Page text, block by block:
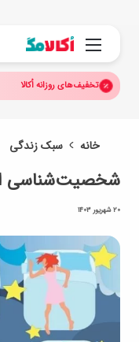
منو
تخفیف‌های روزانه اُکالا
خانه سبک زندگی
شخصیت‌شناسی
20 شهریور 1403